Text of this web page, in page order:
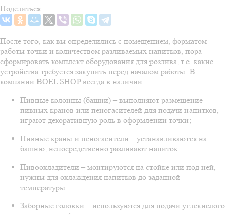
Поделиться
После того, как вы определились с помещением, форматом
работы точки и количеством разливаемых напитков, пора
сформировать комплект оборудования для розлива, т.е. какие
устройства требуется закупить перед началом работы. В
компании BOEL SHOP всегда в наличии:
Пивные колонны (башни) – выполняют размещение
пивных кранов или пеногасителей для подачи напитков,
играют декоративную роль в оформлении точки;
Пивные краны и пеногасители – устанавливаются на
башню, непосредственно разливают напиток.
Пивоохладители – монтируются на стойке или под ней,
нужны для охлаждения напитков до заданной
температуры.
Заборные головки – используются для подачи углекислого